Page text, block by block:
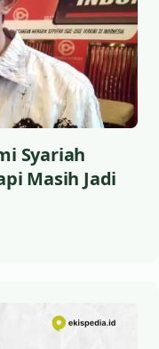
Syariah
Masih Jadi